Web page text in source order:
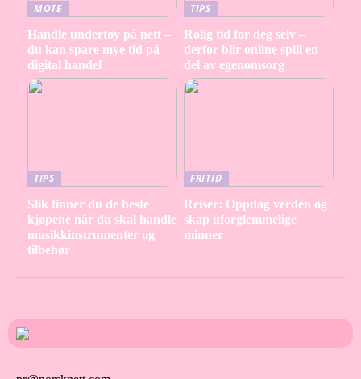
MOTE
Handle undertøy på nett –
du kan spare mye tid på
digital handel
TIPS
Rolig tid for deg selv –
derfor blir online spill en
del av egenomsorg
TIPS
Slik finner du de beste
kjøpene når du skal handle
musikkinstrumenter og
tilbehør
FRITID
Reiser: Oppdag verden og
skap uforglemmelige
minner